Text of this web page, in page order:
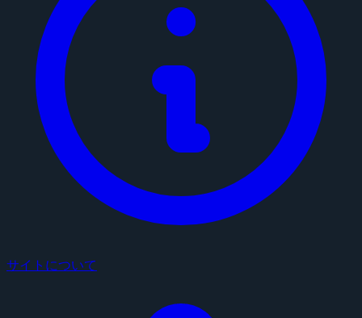
サイトについて